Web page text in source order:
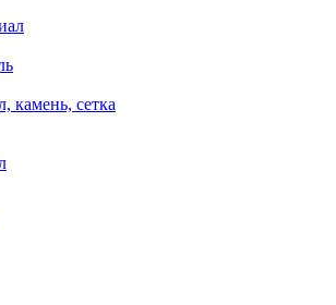
камень, сетка